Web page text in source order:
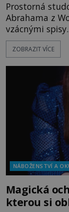
Prostorná
Abrahama z
vzácnými
před sebou má
magických textů. Jde o Abramelinův grimoár,
kouzla, jak si
pověru?
ZOBRAZIT VÍCE
NÁBOŽENSTVÍ A
Magická
kterou si